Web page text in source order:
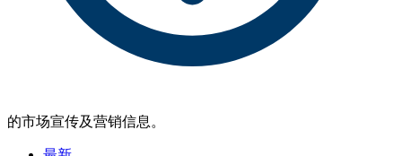
的市场宣传及营销信息。